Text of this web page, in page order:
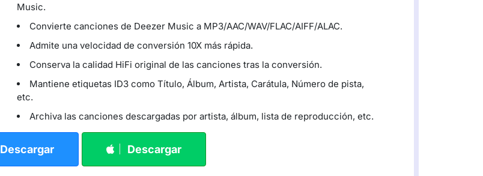
Music.
Convierte canciones de Deezer Music a MP3/AAC/WAV/FLAC/AIFF/ALAC.
Admite una velocidad de conversión 10X más rápida.
Conserva la calidad HiFi original de las canciones tras la conversión.
Mantiene etiquetas ID3 como Título, Álbum, Artista, Carátula, Número de pista,
etc.
Archiva las canciones descargadas por artista, álbum, lista de reproducción, etc.
Descargar Descargar